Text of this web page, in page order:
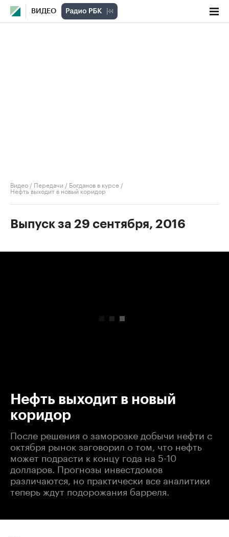
ВИДЕО
Видео / Передачи / Богданов в курсе /
Нефть выходит в новый коридор
Выпуск за 29 сентября, 2016
Нефть выходит в новый
коридор
После решения о заморозке добычи нефти с
октября рынок заговорил о том, что нефть
может подрасти к концу года на 5-10
долларов. Прогнозы инвестдомов
различаются, но практически все аналитики
теперь ждут подорожания барреля.